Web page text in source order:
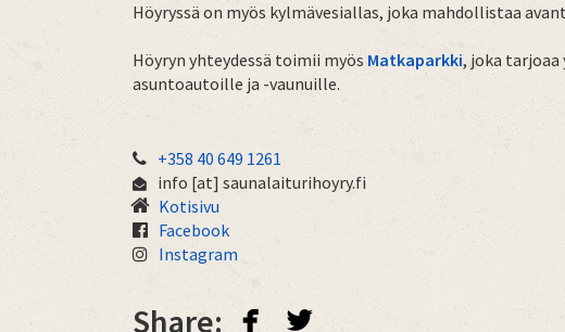
Höyryssä on myös kylmävesiallas, joka mahdollistaa
Höyryn yhteydessä toimii myös Matkaparkki, joka tarjoaa
asuntoautoille ja -vaunuille.
+358 40 649 1261
info [at] saunalaiturihoyry.fi
Kotisivu
Facebook
Instagram
Share: facebook twitterbird